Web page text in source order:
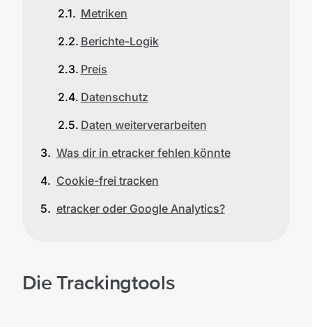
Metriken
Berichte-Logik
Preis
Datenschutz
Daten weiterverarbeiten
Was dir in etracker fehlen könnte
Cookie-frei tracken
etracker oder Google Analytics?
Die Trackingtools